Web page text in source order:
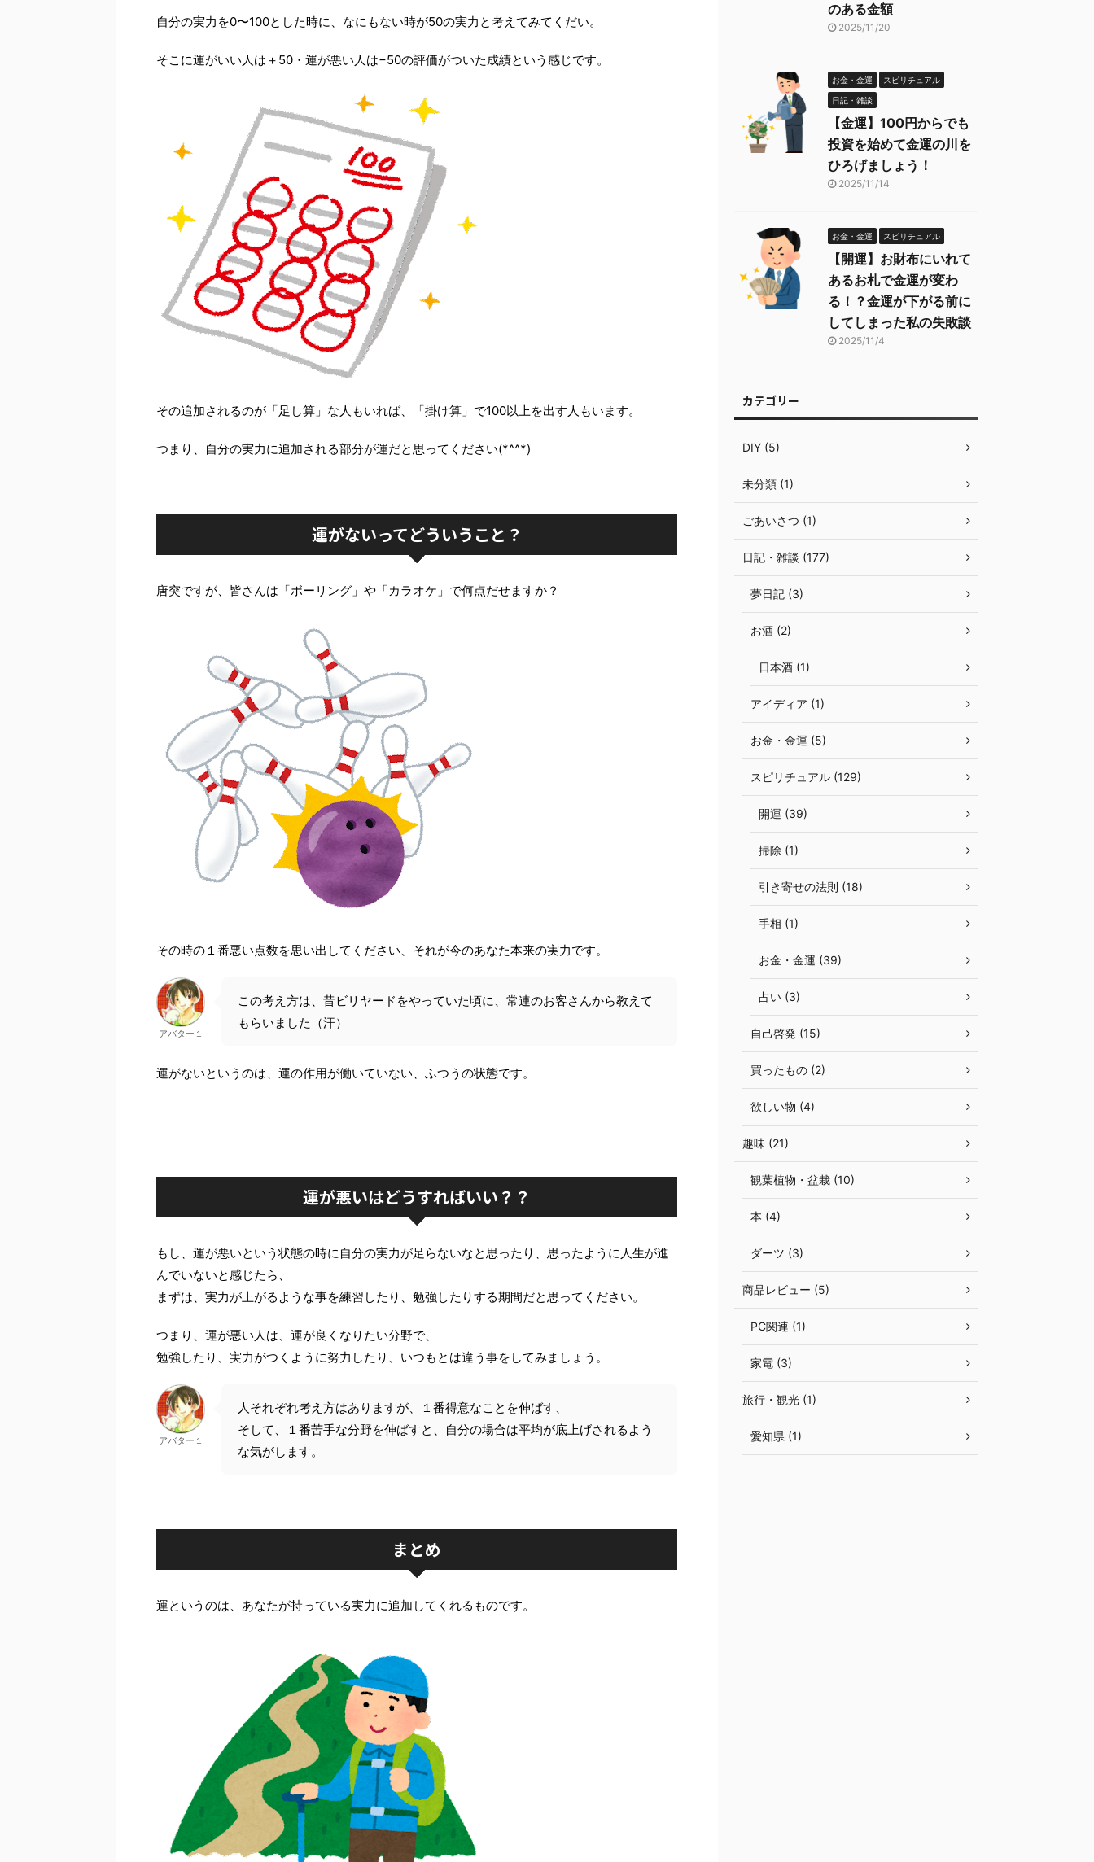
自分の実力を0〜100とした時に、なにもない時が50の実力と考えてみてくだい。
そこに運がいい人は＋50・運が悪い人は−50の評価がついた成績という感じです。
その追加されるのが「足し算」な人もいれば、「掛け算」で100以上を出す人もいます。
つまり、自分の実力に追加される部分が運だと思ってください(*^^*)
運がないってどういうこと？
唐突ですが、皆さんは「ボーリング」や「カラオケ」で何点だせますか？
その時の１番悪い点数を思い出してください、それが今のあなた本来の実力です。
アバター１
この考え方は、昔ビリヤードをやっていた頃に、常連のお客さんから教えて
もらいました（汗）
運がないというのは、運の作用が働いていない、ふつうの状態です。
運が悪いはどうすればいい？？
もし、運が悪いという状態の時に自分の実力が足らないなと思ったり、思ったように人生が進
んでいないと感じたら、
まずは、実力が上がるような事を練習したり、勉強したりする期間だと思ってください。
つまり、運が悪い人は、運が良くなりたい分野で、
勉強したり、実力がつくように努力したり、いつもとは違う事をしてみましょう。
アバター１
人それぞれ考え方はありますが、１番得意なことを伸ばす、
そして、１番苦手な分野を伸ばすと、自分の場合は平均が底上げされるよう
な気がします。
まとめ
運というのは、あなたが持っている実力に追加してくれるものです。
のある金額
2025/11/20
お金・金運 スピリチュアル
日記・雑談
【金運】100円からでも
投資を始めて金運の川を
ひろげましょう！
2025/11/14
お金・金運 スピリチュアル
【開運】お財布にいれて
あるお札で金運が変わ
る！？金運が下がる前に
してしまった私の失敗談
2025/11/4
カテゴリー
DIY (5)
未分類 (1)
ごあいさつ (1)
日記・雑談 (177)
夢日記 (3)
お酒 (2)
日本酒 (1)
アイディア (1)
お金・金運 (5)
スピリチュアル (129)
開運 (39)
掃除 (1)
引き寄せの法則 (18)
手相 (1)
お金・金運 (39)
占い (3)
自己啓発 (15)
買ったもの (2)
欲しい物 (4)
趣味 (21)
観葉植物・盆栽 (10)
本 (4)
ダーツ (3)
商品レビュー (5)
PC関連 (1)
家電 (3)
旅行・観光 (1)
愛知県 (1)